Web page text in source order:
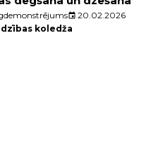
event 20.02.2026
koledža